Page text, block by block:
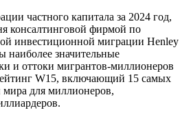
частного капитала за 2024 год,
консалтинговой фирмой по
инвестиционной миграции Henley
наиболее значительные
и оттоки мигрантов-миллионеров
W15, включающий 15 самых
мира для миллионеров,